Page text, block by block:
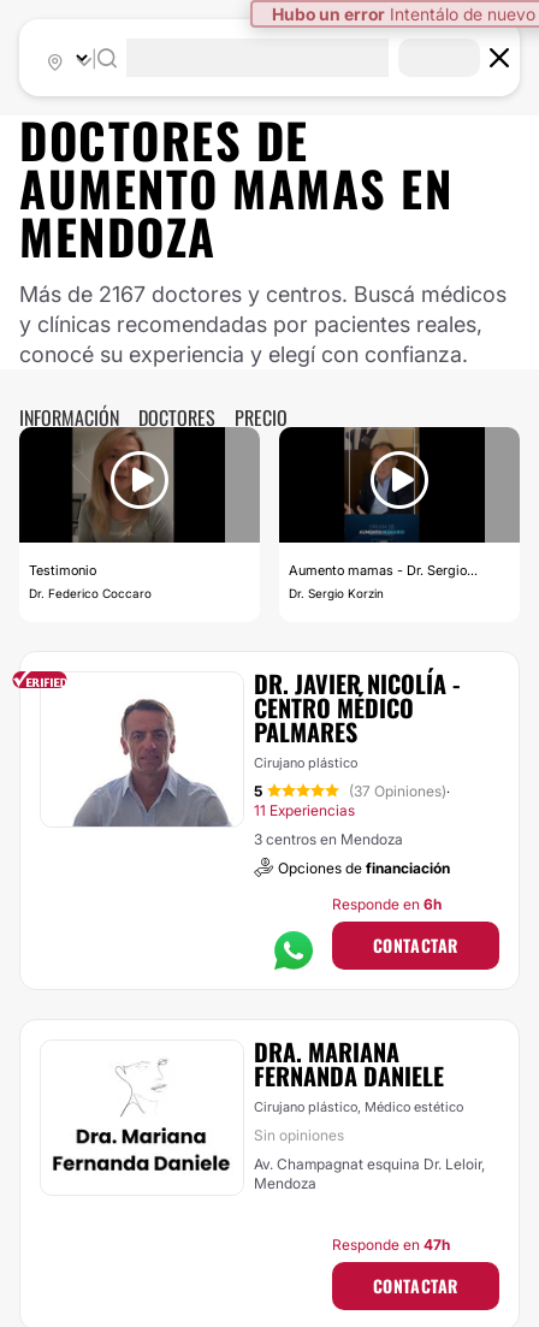
Hubo un error Intentálo de nuevo
DOCTORES DE
AUMENTO MAMAS EN
MENDOZA
Más de 2167 doctores y centros. Buscá médicos
y clínicas recomendadas por pacientes reales,
conocé su experiencia y elegí con confianza.
INFORMACIÓN DOCTORES PRECIO
Testimonio
Dr. Federico Coccaro
Aumento mamas - Dr. Sergio...
Dr. Sergio Korzin
DR. JAVIER NICOLÍA -
CENTRO MÉDICO
PALMARES
Cirujano plástico
5 (37 Opiniones)·
11 Experiencias
3 centros en Mendoza
Opciones de financiación
Responde en 6h
CONTACTAR
DRA. MARIANA
FERNANDA DANIELE
Cirujano plástico, Médico estético
Sin opiniones
Av. Champagnat esquina Dr. Leloir,
Mendoza
Responde en 47h
CONTACTAR